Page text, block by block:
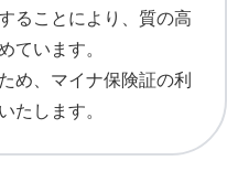
ることにより、質の高
ています。
め、マイナ保険証の利
たします。